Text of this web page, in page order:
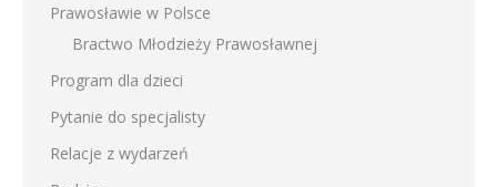
Prawosławie w Polsce
Bractwo Młodzieży Prawosławnej
Program dla dzieci
Pytanie do specjalisty
Relacje z wydarzeń